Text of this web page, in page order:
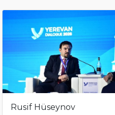
Rusif Hüseynov